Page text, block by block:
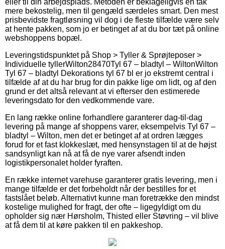
mere bekostelig, men til gengæld særdeles smart. Den mest
prisbevidste fragtløsning vil dog i de fleste tilfælde være selv
at hente pakken, som jo er betinget af at du bor tæt på online
webshoppens bopæl.
Leveringstidspunktet på Shop > Tyller & Sprøjteposer >
Individuelle tyllerWilton28470Tyl 67 – bladtyl – WiltonWilton
Tyl 67 – bladtyl Dekorations tyl 67 bl er jo ekstremt central i
tilfælde af at du har brug for din pakke lige om lidt, og af den
grund er det altså relevant at vi efterser den estimerede
leveringsdato for den vedkommende vare.
En lang række online forhandlere garanterer dag-til-dag
levering på mange af shoppens varer, eksempelvis Tyl 67 –
bladtyl – Wilton, men det er betinget af at ordren lægges
forud for et fast klokkeslæt, med hensynstagen til at de højst
sandsynligt kan nå at få de nye varer afsendt inden
logistikpersonalet holder fyraften.
En række internet varehuse garanterer gratis levering, men i
mange tilfælde er det forbeholdt når der bestilles for et
fastslået beløb. Alternativt kunne man foretrække den mindst
kostelige mulighed for fragt, der ofte – ligegyldigt om du
opholder sig nær Hørsholm, Thisted eller Støvring – vil blive
at få dem til at køre pakken til en pakkeshop.